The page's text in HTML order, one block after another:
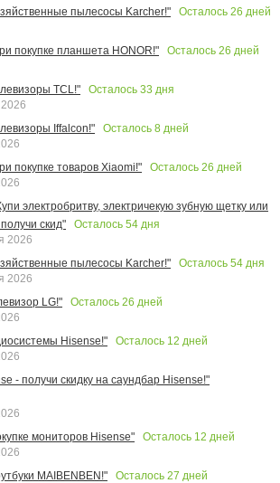
пылесосы Karcher!"
Осталось 26 дней
покупке планшета HONOR!"
Осталось 26 дней
TCL!"
Осталось 33 дня
Iffalcon!"
Осталось 8 дней
покупке товаров Xiaomi!"
Осталось 26 дней
электробритву, электричекую зубную щетку или
скид"
Осталось 54 дня
2026
пылесосы Karcher!"
Осталось 54 дня
2026
LG!"
Осталось 26 дней
Hisense!"
Осталось 12 дней
- получи скидку на саундбар Hisense!"
мониторов Hisense"
Осталось 12 дней
MAIBENBEN!"
Осталось 27 дней